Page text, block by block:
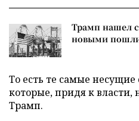
Трамп нашел
новыми
То есть те самые
которые, придя к власти,
Трамп.